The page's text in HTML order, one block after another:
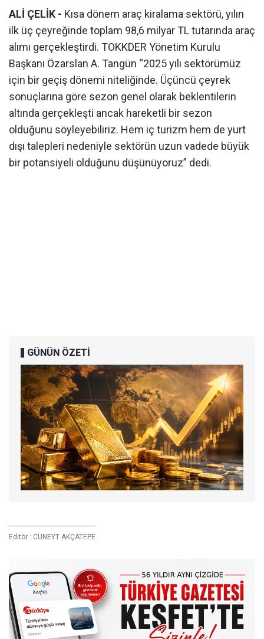
ALİ ÇELİK - Kısa dönem araç kiralama sektörü, yılın
ilk üç çeyreğinde toplam 98,6 milyar TL tutarında araç
alımı gerçekleştirdi. TOKKDER Yönetim Kurulu
Başkanı Özarslan A. Tangün “2025 yılı sektörümüz
için bir geçiş dönemi niteliğinde. Üçüncü çeyrek
sonuçlarına göre sezon genel olarak beklentilerin
altında gerçekleşti ancak hareketli bir sezon
olduğunu söyleyebiliriz. Hem iç turizm hem de yurt
dışı talepleri nedeniyle sektörün uzun vadede büyük
bir potansiyeli olduğunu düşünüyoruz” dedi.
GÜNÜN ÖZETİ
Editör : CÜNEYT AKÇATEPE